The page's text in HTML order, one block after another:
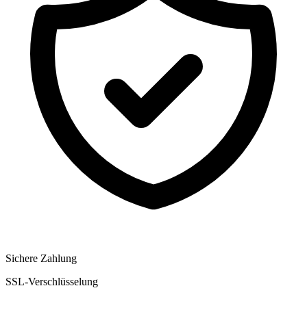
Sichere Zahlung
SSL-Verschlüsselung